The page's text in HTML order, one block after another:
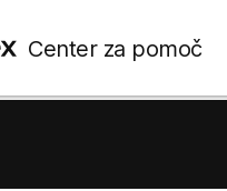
Center za pomoč